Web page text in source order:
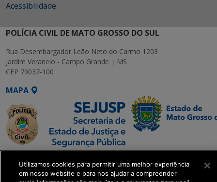
Acessibilidade
POLÍCIA CIVIL DE MATO GROSSO DO SUL
Rua Desembargador Leão Neto do Carmo 1203
Jardim Veraneio - Campo Grande | MS
CEP 79037-100
MAPA
SETDIG | Secretaria-
Executiva de
Utilizamos cookies para permitir uma melhor experiência
em nosso website e para nos ajudar a compreender